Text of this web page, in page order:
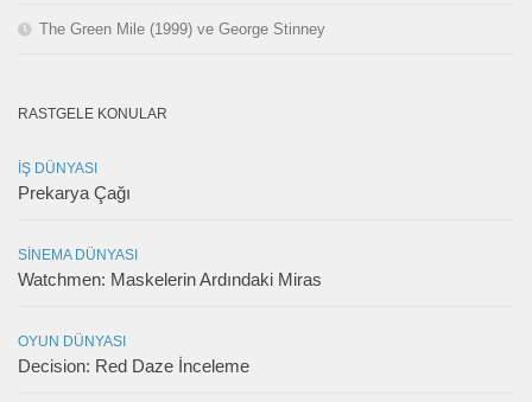
The Green Mile (1999) ve George Stinney
RASTGELE KONULAR
İŞ DÜNYASI
Prekarya Çağı
SINEMA DÜNYASI
Watchmen: Maskelerin Ardındaki Miras
OYUN DÜNYASI
Decision: Red Daze İnceleme